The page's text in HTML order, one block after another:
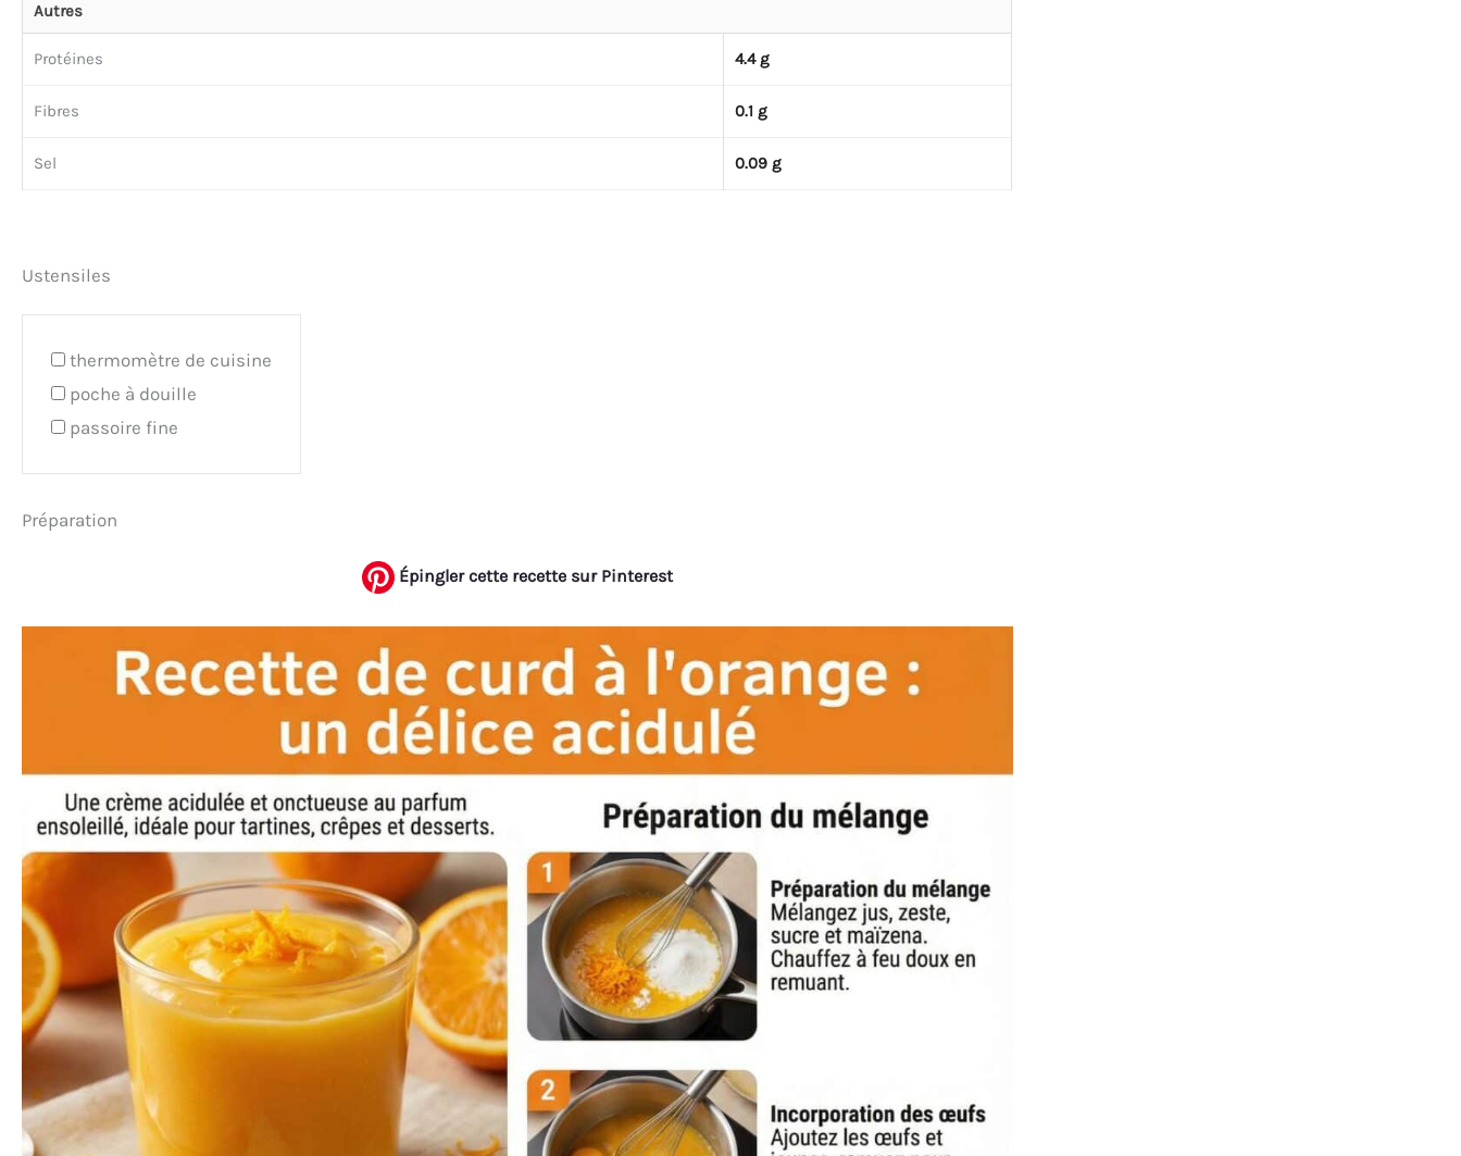
Autres
Protéines 4.4 g
Fibres 0.1 g
Sel 0.09 g
Ustensiles
thermomètre de cuisine
poche à douille
passoire fine
Préparation
Épingler cette recette sur Pinterest